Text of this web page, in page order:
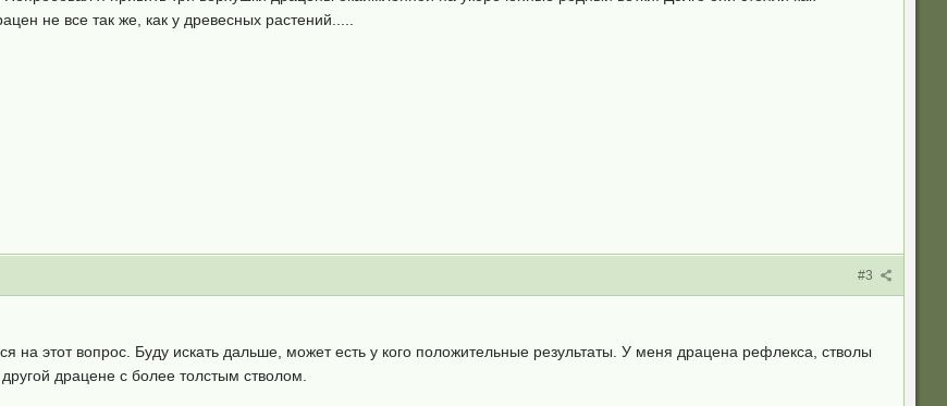
не все так же, как у древесных растений.....
#3
на этот вопрос. Буду искать дальше, может есть у кого положительные результаты. У меня драцена рефлекса, стволы
драцене с более толстым стволом.